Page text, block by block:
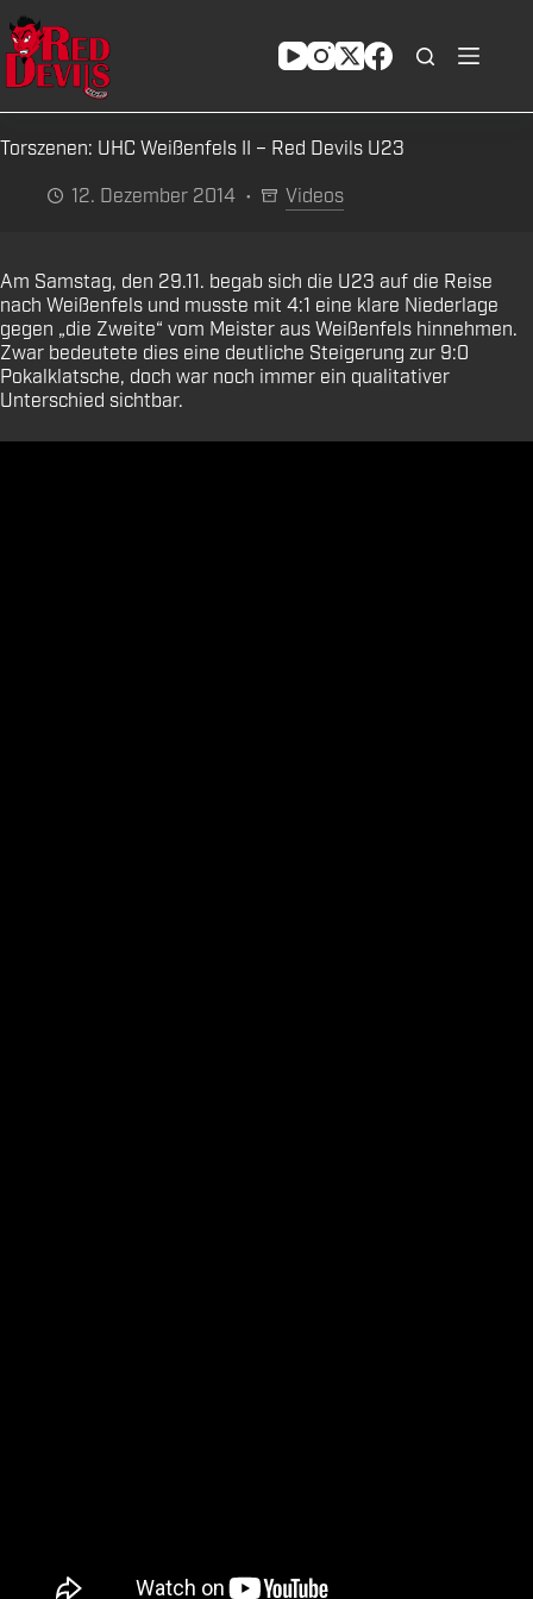
Zum
Inhalt
springen
Torszenen: UHC Weißenfels II – Red Devils U23
12. Dezember 2014
Videos
Am Samstag, den 29.11. begab sich die U23 auf die Reise
nach Weißenfels und musste mit 4:1 eine klare Niederlage
gegen „die Zweite“ vom Meister aus Weißenfels hinnehmen.
Zwar bedeutete dies eine deutliche Steigerung zur 9:0
Pokalklatsche, doch war noch immer ein qualitativer
Unterschied sichtbar.